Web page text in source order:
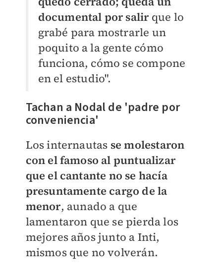
documental por salir que lo
grabé para mostrarle un
poquito a la gente cómo
funciona, cómo se compone
en el estudio".
Tachan a Nodal de 'padre por
conveniencia'
Los internautas se molestaron
con el famoso al puntualizar
que el cantante no se hacía
presuntamente cargo de la
menor, aunado a que
lamentaron que se pierda los
mejores años junto a Inti,
mismos que no volverán.